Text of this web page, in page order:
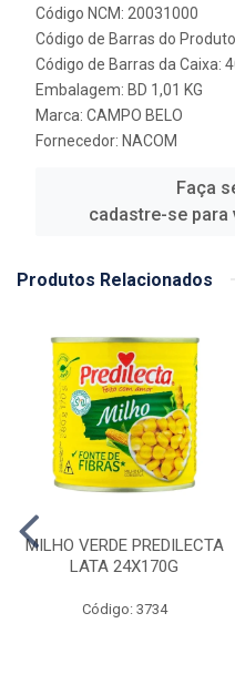
Código NCM: 20031000
Código de Barras do
Código de Barras da Caixa:
Embalagem: BD 1,01 KG
Marca: CAMPO BELO
Fornecedor: NACOM
Faça
cadastre-se
Produtos Relacionados
MILHO VERDE PREDILECTA
LATA 24X170G
Código: 3734